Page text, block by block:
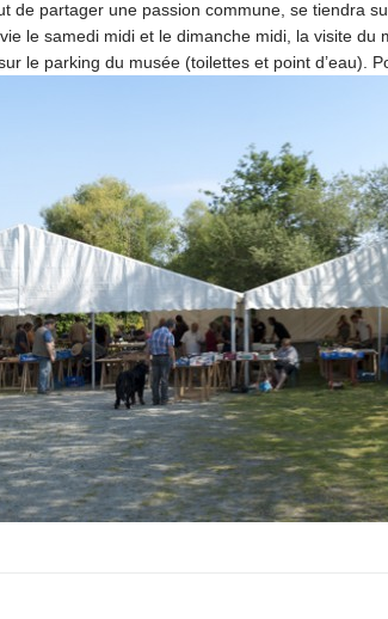
de partager une passion commune, se tiendra
le samedi midi et le dimanche midi, la visite
le parking du musée (toilettes et point d’eau).